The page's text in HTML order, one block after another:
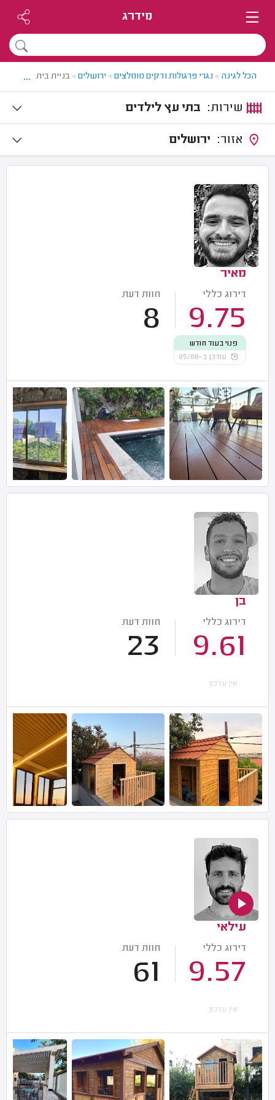
מידרג
הכל לגינה > נגרי פרגולות ודקים מומלצים> ירושלים> בניית בית עץ
...
בתי עץ לילדים
ירושלים
מאיר
דירוג כללי
9.75
חוות דעת
8
פנוי בעוד חודש
עודכן ב-05/08
בן
דירוג כללי
9.61
חוות דעת
23
אין עדכון
עילאי
דירוג כללי
9.57
חוות דעת
61
אין עדכון